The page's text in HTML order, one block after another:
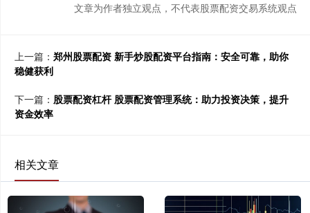
文章为作者独立观点，不代表股票配资交易系统观点
上一篇： 郑州股票配资 新手炒股配资平台指南：安全可靠，助你
稳健获利
下一篇： 股票配资杠杆 股票配资管理系统：助力投资决策，提升
资金效率
相关文章